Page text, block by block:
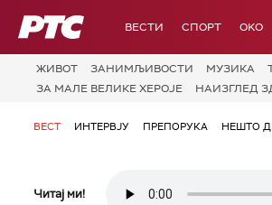
РТС ВЕСТИ СПОРТ OKO
ЖИВОТ ЗАНИМЉИВОСТИ МУЗИКА
ЗА МАЛЕ ВЕЛИКЕ ХЕРОЈЕ
НАИЗГЛЕД
ВЕСТ ИНТЕРВЈУ ПРЕПОРУКА НЕШТО
Читај ми!